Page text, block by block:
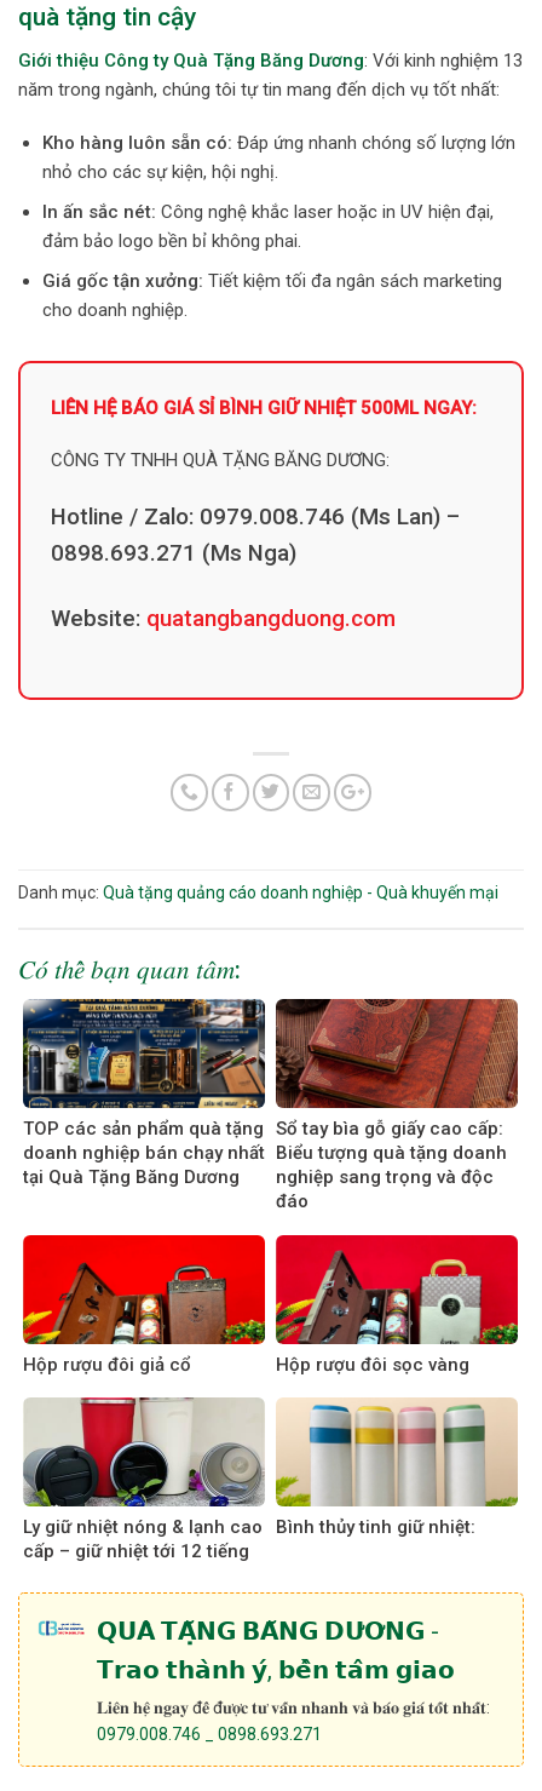
quà tặng tin cậy
Giới thiệu Công ty Quà Tặng Băng Dương: Với kinh nghiệm 13
năm trong ngành, chúng tôi tự tin mang đến dịch vụ tốt nhất:
Kho hàng luôn sẵn có: Đáp ứng nhanh chóng số lượng lớn
nhỏ cho các sự kiện, hội nghị.
In ấn sắc nét: Công nghệ khắc laser hoặc in UV hiện đại,
đảm bảo logo bền bỉ không phai.
Giá gốc tận xưởng: Tiết kiệm tối đa ngân sách marketing
cho doanh nghiệp.
LIÊN HỆ BÁO GIÁ SỈ BÌNH GIỮ NHIỆT 500ML NGAY:
CÔNG TY TNHH QUÀ TẶNG BĂNG DƯƠNG:
Hotline / Zalo: 0979.008.746 (Ms Lan) –
0898.693.271 (Ms Nga)
Website: quatangbangduong.com
Danh mục: Quà tặng quảng cáo doanh nghiệp - Quà khuyến mại
𝐶𝑜́ 𝑡ℎ𝑒̂̉ 𝑏𝑎̣𝑛 𝑞𝑢𝑎𝑛 𝑡𝑎̂𝑚:
TOP các sản phẩm quà tặng
doanh nghiệp bán chạy nhất
tại Quà Tặng Băng Dương
Sổ tay bìa gỗ giấy cao cấp:
Biểu tượng quà tặng doanh
nghiệp sang trọng và độc
đáo
Hộp rượu đôi giả cổ Hộp rượu đôi sọc vàng
Ly giữ nhiệt nóng & lạnh cao
cấp – giữ nhiệt tới 12 tiếng
Bình thủy tinh giữ nhiệt:
𝗤𝗨𝗔̀ 𝗧𝗔̣̆𝗡𝗚 𝗕𝗔̆𝗡𝗚 𝗗𝗨̛𝗢̛𝗡𝗚 -
𝗧𝗿𝗮𝗼 𝘁𝗵𝗮̀𝗻𝗵 𝘆́, 𝗯𝗲̂̀𝗻 𝘁𝗮̂𝗺 𝗴𝗶𝗮𝗼
𝐋𝐢𝐞̂𝐧 𝐡𝐞̣̂ 𝐧𝐠𝐚𝐲 đ𝐞̂̉ đ𝐮̛𝐨̛̣𝐜 𝐭𝐮̛ 𝐯𝐚̂́𝐧 𝐧𝐡𝐚𝐧𝐡 𝐯𝐚̀ 𝐛𝐚́𝐨 𝐠𝐢𝐚́ 𝐭𝐨̂́𝐭 𝐧𝐡𝐚̂́𝐭:
0979.008.746 _ 0898.693.271